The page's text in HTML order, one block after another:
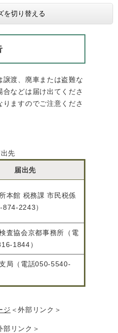
を切り替える
譲渡、廃車または盗難な
などは届け出てくださ
ますのでご注意くださ
先
届出先
本館 税務課 市民税係
2243）
査協会京都事務所（電
1844）
局（電話050-5540-
ジ ＜外部リンク＞
部リンク＞